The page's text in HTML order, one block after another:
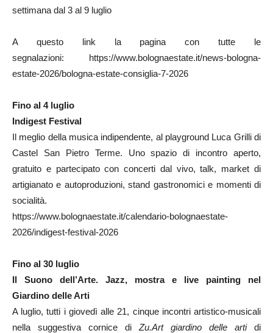
settimana dal 3 al 9 luglio
A questo link la pagina con tutte le
segnalazioni: https://www.bolognaestate.it/news-bologna-
estate-2026/bologna-estate-consiglia-7-2026
Fino al 4 luglio
Indigest Festival
Il meglio della musica indipendente, al playground Luca Grilli di
Castel San Pietro Terme. Uno spazio di incontro aperto,
gratuito e partecipato con concerti dal vivo, talk, market di
artigianato e autoproduzioni, stand gastronomici e momenti di
socialità.
https://www.bolognaestate.it/calendario-bolognaestate-
2026/indigest-festival-2026
Fino al 30 luglio
Il Suono dell’Arte. Jazz, mostra e live painting nel
Giardino delle Arti
A luglio, tutti i giovedì alle 21, cinque incontri artistico-musicali
nella suggestiva cornice di Zu.Art giardino delle artidi